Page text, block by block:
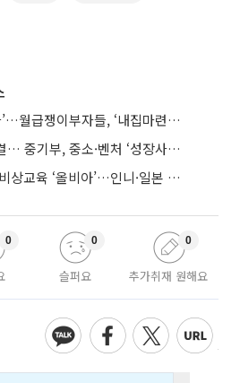
‘집도 코칭 받으며 산다’…월급쟁이부자들, ‘내집마련’ 신청 증가세
‘창업-도약-재도전’ 연결… 중기부, 중소·벤처 ‘성장사다리’ 짓는다
우즈벡서 보폭 넓히는 비상교육 ‘올비아’…인니·일본 진출 타진
0
슬퍼요
0
추가취재 원해요
0